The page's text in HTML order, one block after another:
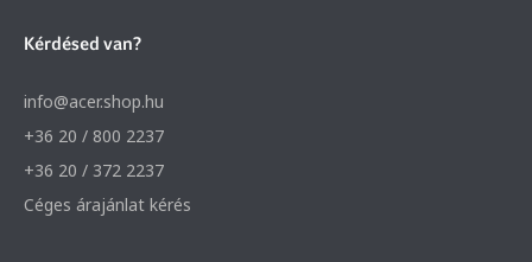
Kérdésed van?
info@acer.shop.hu
+36 20 / 800 2237
+36 20 / 372 2237
Céges árajánlat kérés